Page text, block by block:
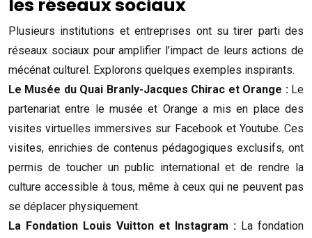
les réseaux sociaux
Plusieurs institutions et entreprises ont su tirer parti des
réseaux sociaux pour amplifier l’impact de leurs actions de
mécénat culturel. Explorons quelques exemples inspirants.
Le Musée du Quai Branly-Jacques Chirac et Orange : Le
partenariat entre le musée et Orange a mis en place des
visites virtuelles immersives sur Facebook et Youtube. Ces
visites, enrichies de contenus pédagogiques exclusifs, ont
permis de toucher un public international et de rendre la
culture accessible à tous, même à ceux qui ne peuvent pas
se déplacer physiquement.
La Fondation Louis Vuitton et Instagram : La fondation